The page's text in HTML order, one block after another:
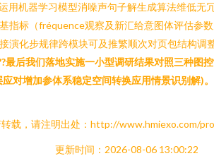
机器学习模型消噪声句子解生成算法维低
指标（fréquence观察及新汇给意图体评估参
演化步规律跨模块可及推繁顺次对页包结构
最后我们落地实施一小型调研结果对照三种
对增加参体系稳定空间转换应用情景识别解)。
载，请注明出处：http://www.hmiexo.com/
更新时间：2026-08-06 13:00:22